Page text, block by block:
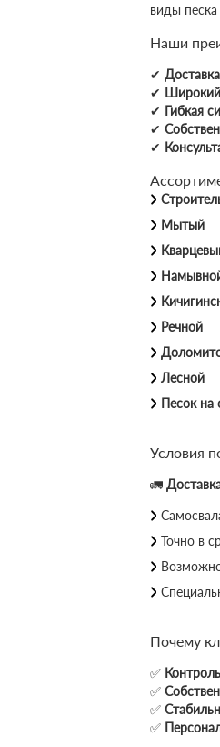
виды
Наши
✔
✔
✔ Гибкая
✔
✔
Мытый
Речной
Лесной
Песок на
Условия
🚛
Точно в
Почему
✅
✅
✅
✅